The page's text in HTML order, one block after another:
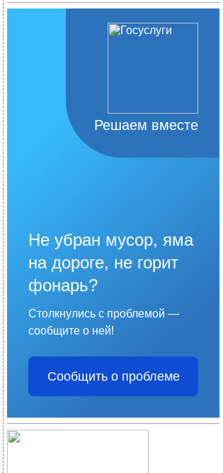
Решаем вместе
Не убран мусор, яма
на дороге, не горит
фонарь?
Столкнулись с проблемой —
сообщите о ней!
Сообщить о проблеме